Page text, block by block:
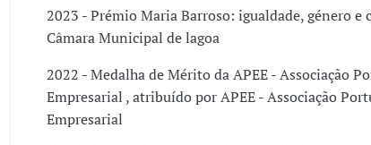
2023 - Prémio Maria Barroso: igualdade, género
Câmara Municipal de lagoa
2022 - Medalha de Mérito da APEE - Associação
Empresarial , atribuído por APEE - Associação
Empresarial